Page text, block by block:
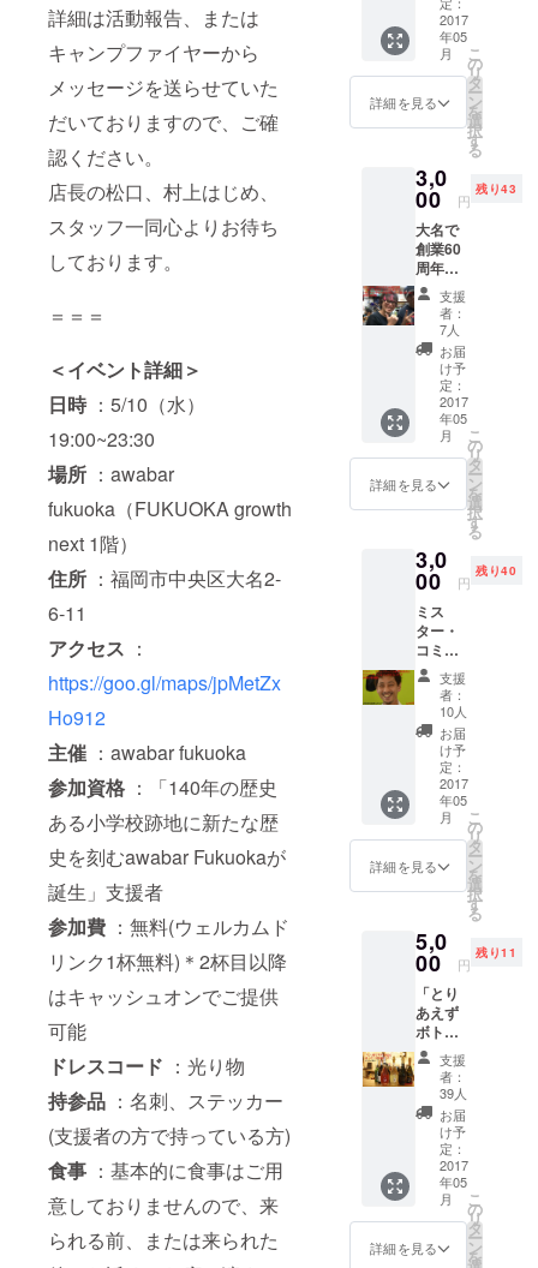
詳細は活動報告、または
キャンプファイヤーから
メッセージを送らせていた
だいておりますので、ご確
認ください。
店長の松口、村上はじめ、
スタッフ一同心よりお待ち
しております。
＝＝＝
＜イベント詳細＞
日時：5/10（水）
19:00~23:30
場所 ：awabar
fukuoka（FUKUOKA growth
next 1階）
住所 ：福岡市中央区大名2-
6-11
アクセス ：
https://goo.gl/maps/jpMetZx
Ho912
主催 ：awabar fukuoka
参加資格 ：「140年の歴史
ある小学校跡地に新たな歴
史を刻むawabar Fukuokaが
誕生」支援者
参加費 ：無料(ウェルカムド
リンク1杯無料)＊2杯目以降
はキャッシュオンでご提供
可能
ドレスコード ：光り物
持参品 ：名刺、ステッカー
(支援者の方で持っている方)
食事 ：基本的に食事はご用
意しておりませんので、来
られる前、または来られた
お礼の
メール
を送信
・ネー
ムボー
ステッ
カーを
回数券
は来店
時お渡
しとな
ります
に奢っ
てもら
いなが
ら優先
的にお
話しで
無料回
数券(12
杯分)
→約
9,600円
分相当
が無
料！ ・
awabar
fukuok
a より
お礼の
メール
を送信
・ネー
ムボー
ドにお
カーを
貼る ＊
は来店
時お渡
しとな
ります
2017
年05
月
詳細を見る
こ
の
リ
タ
ー
ン
を
選
択
す
る
3,0
00 円
残り43
大名で
創業60
周年を
迎える
老舗定
食屋
「一膳
めし 青
木堂」
の三代
目 青木
氏と一
緒に大
名小学
校や大
て語り
合いた
い(時期
は要調
整) "・1
杯目無
料回数
券(12杯
分)＊回
数券は
来店時
お渡し
となり
ます →
約9,600
円分相
当が無
料！" ・
a より
お礼の
を送信
・ネー
ムボー
ドにお
名前を
記載 ・
ステッ
カーを
貼る(店
舗など
を運営
されて
いる方
には特
支援
者：
7人
お届
け予
定：
2017
年05
月
詳細を見る
こ
の
リ
タ
ー
ン
を
選
択
す
る
3,0
00 円
残り40
ミス
ター・
コミュ
ニティ
こと金
内(我流)
氏に
ファシ
リテー
ション
しても
らいた
い！(時
期は要
調整) ・
1杯目無
券(12杯
分)＊回
数券は
来店時
お渡し
となり
ます →
約9,600
円分相
当が無
料！ ・
awabar
fukuok
a より
お礼の
メール
を送信
支援
者：
10人
お届
け予
定：
2017
年05
月
詳細を見る
こ
の
リ
タ
ー
ン
を
選
択
す
る
5,0
00 円
残り11
「とり
あえず
ボト
ル」と
オー
ダーで
きる
オー
ナー ・
ボトル
12,000
円分)1
本無料
＊要
支援
者：
39人
お届
け予
定：
2017
年05
月
詳細を見る
こ
の
リ
タ
ー
ン
を